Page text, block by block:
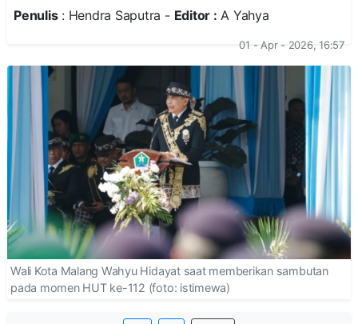
Penulis: Hendra Saputra - Editor : A Yahya
01 - Apr - 2026, 16:57
Wali Kota Malang Wahyu Hidayat saat memberikan sambutan
pada momen HUT ke-112 (foto: istimewa)